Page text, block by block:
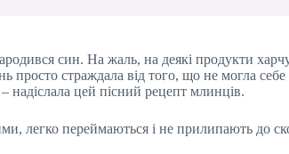
син. На жаль, на деякі продукти
страждала від того, що не могла
цей пісний рецепт млинців.
легко переймаються і не прилипають до